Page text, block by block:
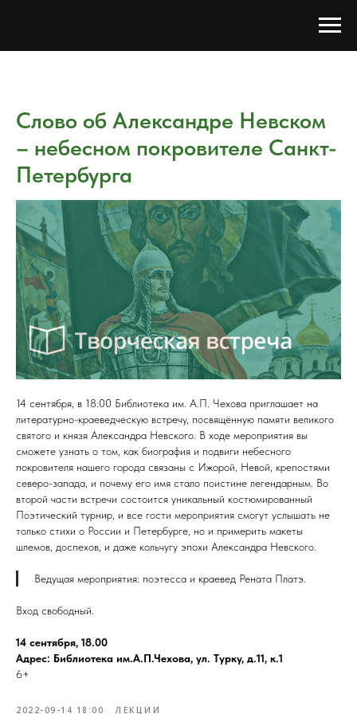
Слово об Александре Невском
– небесном покровителе Санкт-
Петербурга
14 сентября, в 18:00 Библиотека им. А.П. Чехова приглашает на
литературно-краеведческую встречу, посвящённую памяти великого
святого и князя Александра Невского. В ходе мероприятия вы
сможете узнать о том, как биография и подвиги небесного
покровителя нашего города связаны с Ижорой, Невой, крепостями
северо-запада, и почему его имя стало поистине легендарным. Во
второй части встречи состоится уникальный костюмированный
Поэтический турнир, и все гости мероприятия смогут услышать не
только стихи о России и Петербурге, но и примерить макеты
шлемов, доспехов, и даже кольчугу эпохи Александра Невского.
Ведущая мероприятия: поэтесса и краевед Рената Платэ.
Вход свободный.
14 сентября, 18.00
Адрес: Библиотека им.А.П.Чехова, ул. Турку, д.11, к.1
6+
2022-09-14 18:00 ЛЕКЦИИ